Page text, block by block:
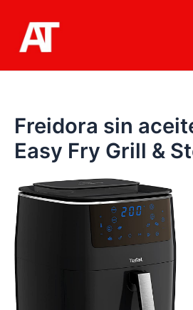
contenido
Freidora sin
Easy Fry Grill &